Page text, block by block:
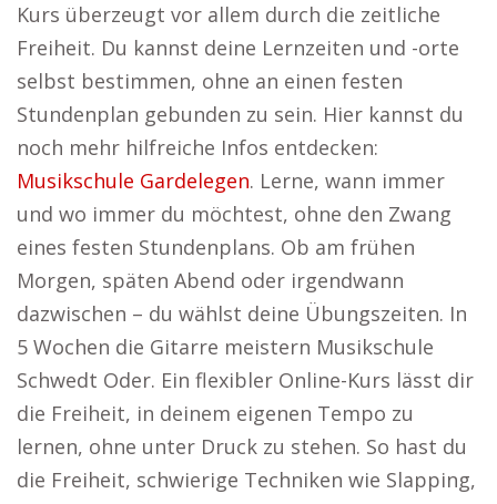
Kurs überzeugt vor allem durch die zeitliche
Freiheit. Du kannst deine Lernzeiten und -orte
selbst bestimmen, ohne an einen festen
Stundenplan gebunden zu sein. Hier kannst du
noch mehr hilfreiche Infos entdecken:
Musikschule Gardelegen. Lerne, wann immer
und wo immer du möchtest, ohne den Zwang
eines festen Stundenplans. Ob am frühen
Morgen, späten Abend oder irgendwann
dazwischen – du wählst deine Übungszeiten. In
5 Wochen die Gitarre meistern Musikschule
Schwedt Oder. Ein flexibler Online-Kurs lässt dir
die Freiheit, in deinem eigenen Tempo zu
lernen, ohne unter Druck zu stehen. So hast du
die Freiheit, schwierige Techniken wie Slapping,